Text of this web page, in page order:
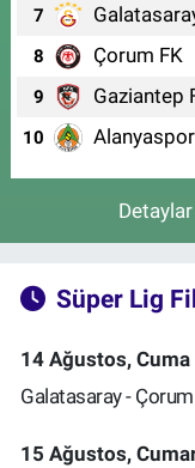
7
8 Çorum FK
9 Gaziantep
10 Alanyaspor
Detaylar
Süper Lig
14 Ağustos, Cuma
Galatasaray -
15 Ağustos,